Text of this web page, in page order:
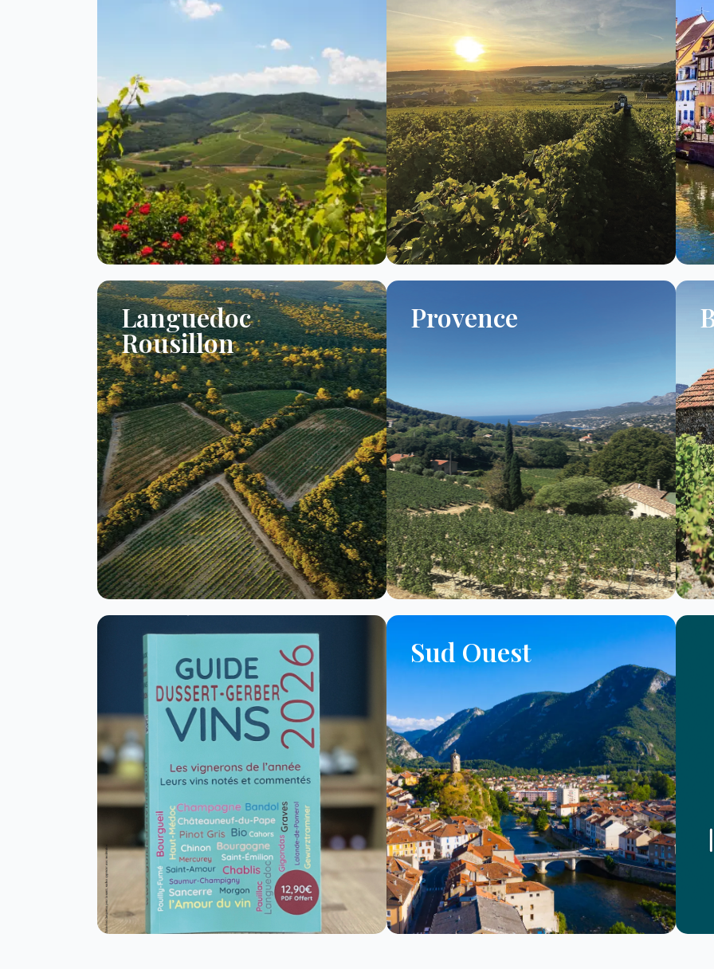
Languedoc
Rousillon
Provence
Sud Ouest